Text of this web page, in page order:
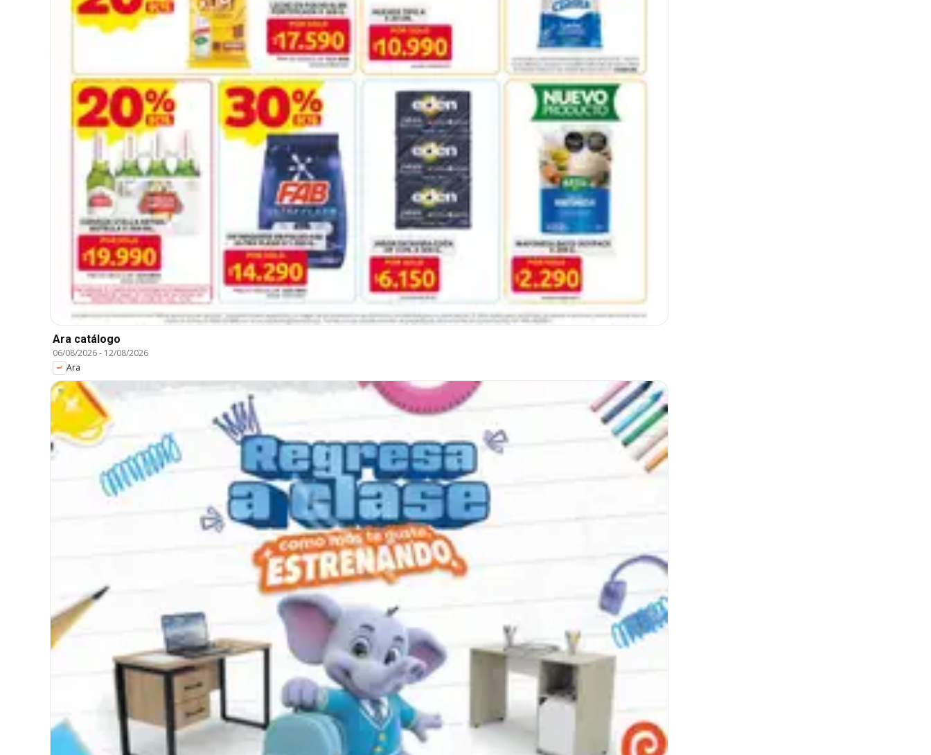
Ara catálogo
06/08/2026- 12/08/2026
Ara